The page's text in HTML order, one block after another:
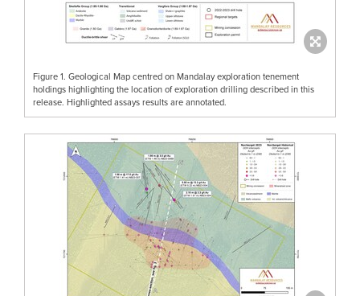
Figure 1. Geological Map centred on Mandalay exploration tenement
holdings highlighting the location of exploration drilling described in this
release. Highlighted assays results are annotated.